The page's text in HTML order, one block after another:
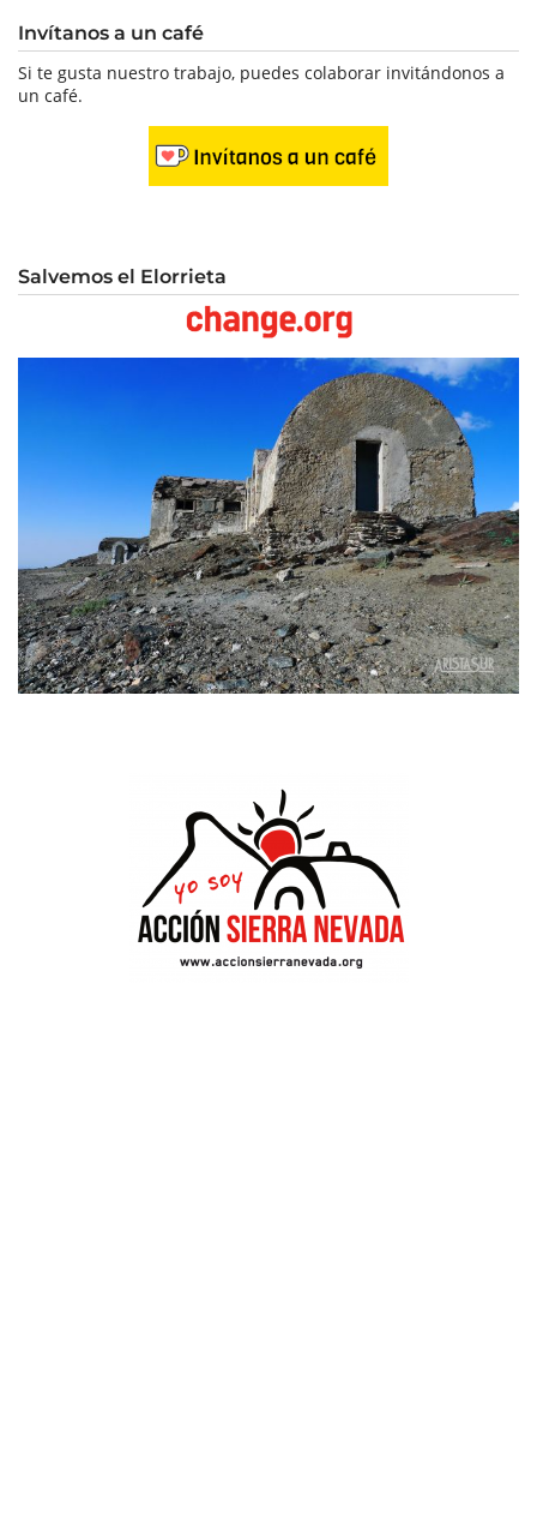
Invítanos a un café
Si te gusta nuestro trabajo, puedes colaborar invitándonos a
un café.
Salvemos el Elorrieta